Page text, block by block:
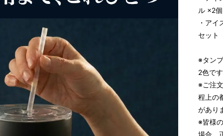
ル ×2個
・ア
セット
※タン
2色で
※ご注
程上の
があり
※皆様